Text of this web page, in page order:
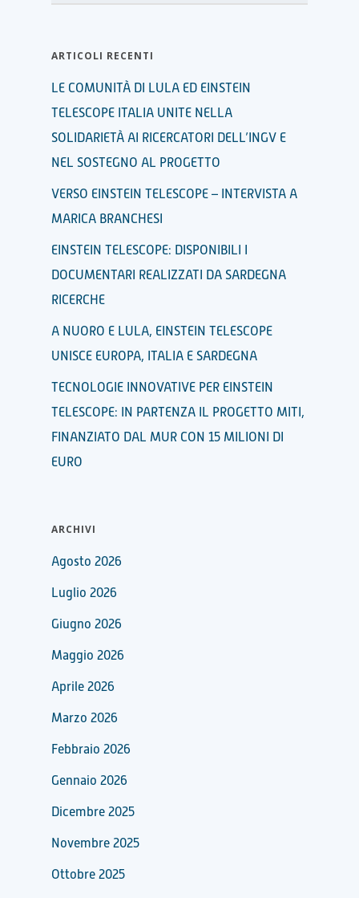
ARTICOLI RECENTI
LE COMUNITÀ DI LULA ED EINSTEIN
TELESCOPE ITALIA UNITE NELLA
SOLIDARIETÀ AI RICERCATORI DELL’INGV E
NEL SOSTEGNO AL PROGETTO
VERSO EINSTEIN TELESCOPE – INTERVISTA A
MARICA BRANCHESI
EINSTEIN TELESCOPE: DISPONIBILI I
DOCUMENTARI REALIZZATI DA SARDEGNA
RICERCHE
A NUORO E LULA, EINSTEIN TELESCOPE
UNISCE EUROPA, ITALIA E SARDEGNA
TECNOLOGIE INNOVATIVE PER EINSTEIN
TELESCOPE: IN PARTENZA IL PROGETTO MITI,
FINANZIATO DAL MUR CON 15 MILIONI DI
EURO
ARCHIVI
Agosto 2026
Luglio 2026
Giugno 2026
Maggio 2026
Aprile 2026
Marzo 2026
Febbraio 2026
Gennaio 2026
Dicembre 2025
Novembre 2025
Ottobre 2025